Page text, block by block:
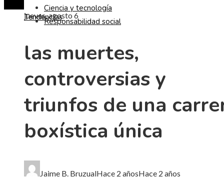
jueves, agosto 6
Ciencia y tecnología
Responsabilidad social
Tendencias
las muertes,
controversias y
triunfos de una
boxística única
Jaime B. BruzualHace 2 añosHace 2 años